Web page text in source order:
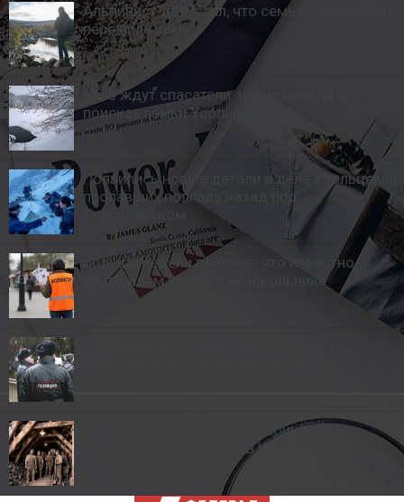
Альпинист допустил, что семья Усольцевых
пережила зиму
Чего ждут спасатели: новая правда о
поисках семьи Усольцевых
Появились новые детали в деле Усольцевых,
пропавших полгода назад под
Красноярском
Больше недели поисков: что известно о
пропавшем в Иркутске школьнике
Авария на шахте в разгар войны:
вспоминаем трагедию в Кузбассе